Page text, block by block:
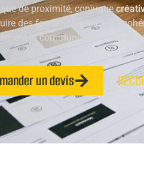
de proximité, conjugue
des fondations visuelles
la communication des
un devis